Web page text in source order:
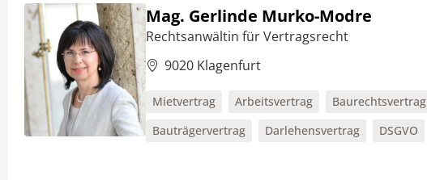
Mag. Gerlinde Murko-Modre
Rechtsanwältin für Vertragsrecht
9020 Klagenfurt
Mietvertrag Arbeitsvertrag
Baurechtsvertrag
Bauträgervertrag
Darlehensvertrag DSGVO